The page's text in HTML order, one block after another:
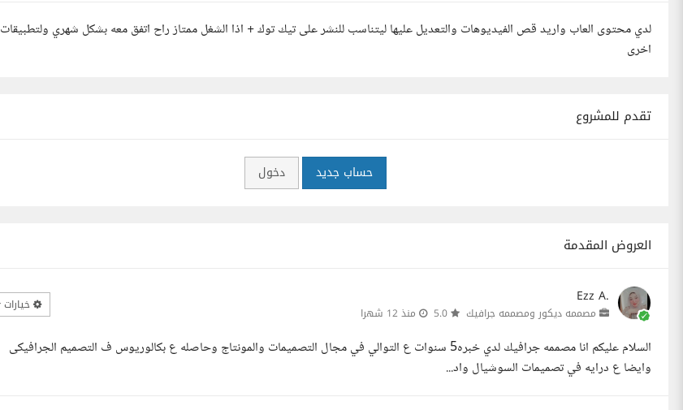
لدي محتوى العاب واريد قص الفيديوهات والتعديل عليها ليتناسب للنشر على تيك توك + اذا الشغل ممتاز راح اتفق معه بشكل شهري ولتطبيقات
اخرى
تقدم للمشروع
حساب جديد دخول
العروض المقدمة
Ezz A.
مصممه ديكور ومصممه جرافيك منذ 12 شهرا خيارات
السلام عليكم انا مصممه جرافيك لدي خبره5 سنوات ع التوالي في مجال التصميمات والمونتاج وحاصله ع بكالوريوس ف التصميم الجرافيكى
وايضا ع درايه في تصميمات السوشيال واد...